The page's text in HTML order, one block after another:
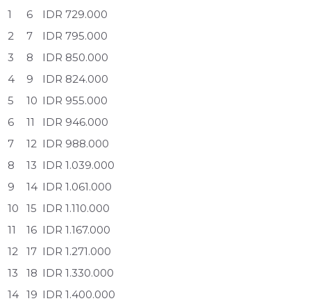
1
6
IDR 729.000
2
7
IDR 795.000
3
8
IDR 850.000
4
9
IDR 824.000
5
10 IDR 955.000
6
11
IDR 946.000
7
12 IDR 988.000
8
13 IDR 1.039.000
9
14 IDR 1.061.000
10
15 IDR 1.110.000
11
16 IDR 1.167.000
12
17 IDR 1.271.000
13
18 IDR 1.330.000
14 19 IDR 1.400.000